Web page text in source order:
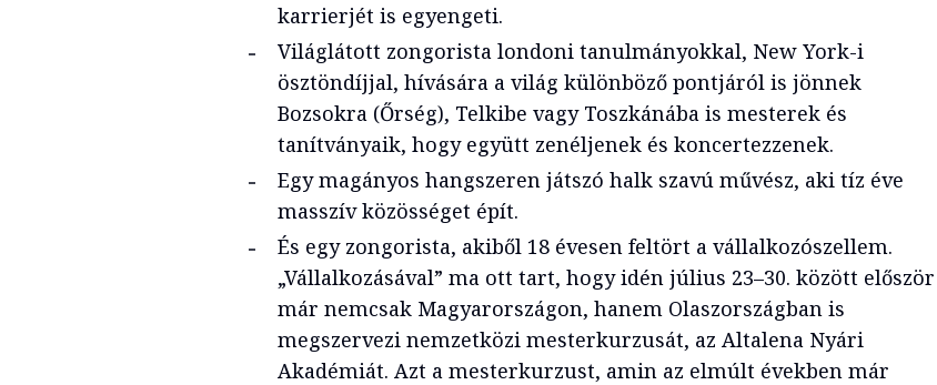
karrierjét is egyengeti.
Világlátott zongorista londoni tanulmányokkal, New York-i
ösztöndíjjal, hívására a világ különböző pontjáról is jönnek
Bozsokra (Őrség), Telkibe vagy Toszkánába is mesterek és
tanítványaik, hogy együtt zenéljenek és koncertezzenek.
Egy magányos hangszeren játszó halk szavú művész, aki tíz éve
masszív közösséget épít.
És egy zongorista, akiből 18 évesen feltört a vállalkozószellem.
„Vállalkozásával” ma ott tart, hogy idén július 23–30. között először
már nemcsak Magyarországon, hanem Olaszországban is
megszervezi nemzetközi mesterkurzusát, az Altalena Nyári
Akadémiát. Azt a mesterkurzust, amin az elmúlt években már